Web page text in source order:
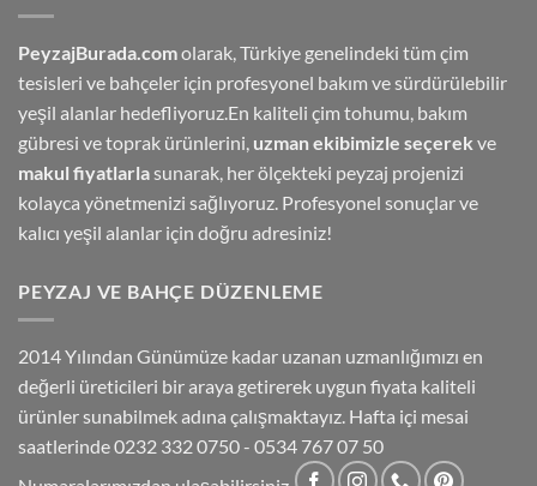
PeyzajBurada.comolarak, Türkiye genelindeki tüm çim
tesisleri ve bahçeler için profesyonel bakım ve sürdürülebilir
yeşil alanlar hedefliyoruz.En kaliteli çim tohumu, bakım
gübresi ve toprak ürünlerini, uzman ekibimizle seçerek ve
makul fiyatlarlasunarak, her ölçekteki peyzaj projenizi
kolayca yönetmenizi sağlıyoruz. Profesyonel sonuçlar ve
kalıcı yeşil alanlar için doğru adresiniz!
PEYZAJ VE BAHÇE DÜZENLEME
2014 Yılından Günümüze kadar uzanan uzmanlığımızı en
değerli üreticileri bir araya getirerek uygun fiyata kaliteli
ürünler sunabilmek adına çalışmaktayız. Hafta içi mesai
saatlerinde 0232 332 0750 - 0534 767 07 50